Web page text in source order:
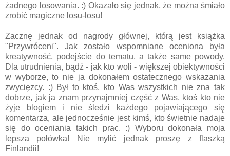
żadnego losowania. :) Okazało się jednak, że można śmiało
zrobić magiczne losu-losu!
Zacznę jednak od nagrody głównej, którą jest książka
"Przywróceni". Jak zostało wspomniane oceniona była
kreatywność, podejście do tematu, a także same powody.
Dla utrudnienia, bądź - jak kto woli - większej obiektywności
w wyborze, to nie ja dokonałem ostatecznego wskazania
zwycięzcy. :) Był to ktoś, kto Was wszystkich nie zna tak
dobrze, jak ja znam przynajmniej część z Was, ktoś kto nie
żyje blogiem i nie śledzi każdego pojawiającego się
komentarza, ale jednocześnie jest kimś, kto świetnie nadaje
się do oceniania takich prac. :) Wyboru dokonała moja
lepsza połówka! Nie mylić jednak proszę z flaszką
Finlandii!